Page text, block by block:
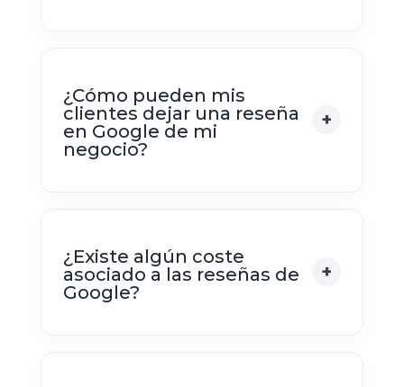
¿Cómo pueden mis
clientes dejar una reseña
en Google de mi
negocio?
¿Existe algún coste
asociado a las reseñas de
Google?